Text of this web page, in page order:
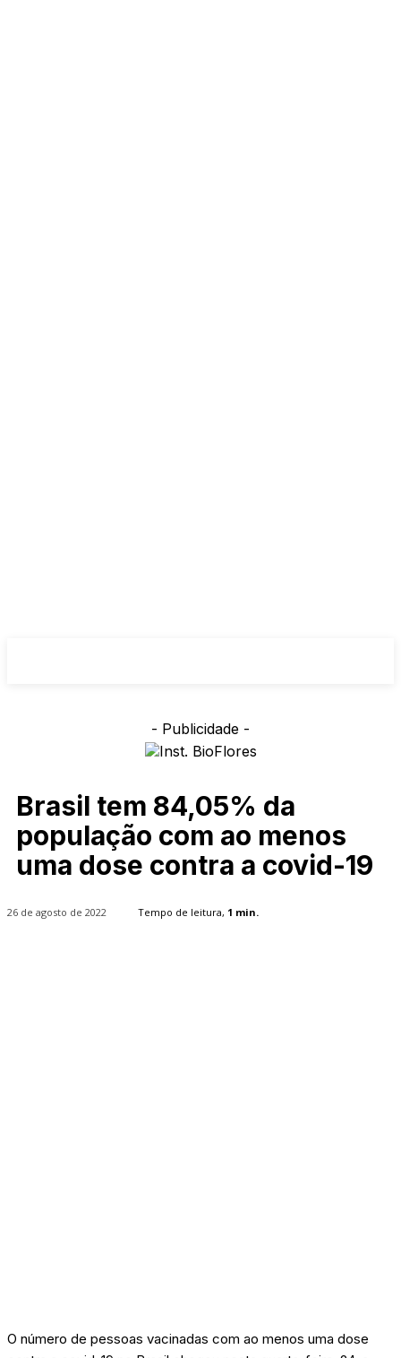
- Publicidade -
Brasil tem 84,05% da
população com ao menos
uma dose contra a covid-19
26 de agosto de 2022 Tempo de leitura, 1 min.
O número de pessoas vacinadas com ao menos uma dose